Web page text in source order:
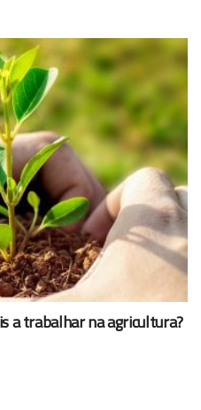
a trabalhar na agricultura?